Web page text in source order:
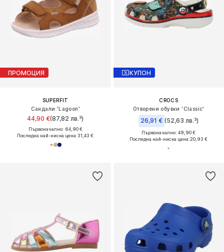
ПРОМОЦИЯ
SUPERFIT
Сандали 'Lagoon'
44,90 €(87,82 лв.³)
Първоначално: 64,90 €
Последна най-ниска цена:31,43 €
КУПОН
CROCS
Отворени обувки 'Classic'
26,91 € (52,63 лв.³)
Първоначално: 49,90 €
Последна най-ниска цена:20,93 €